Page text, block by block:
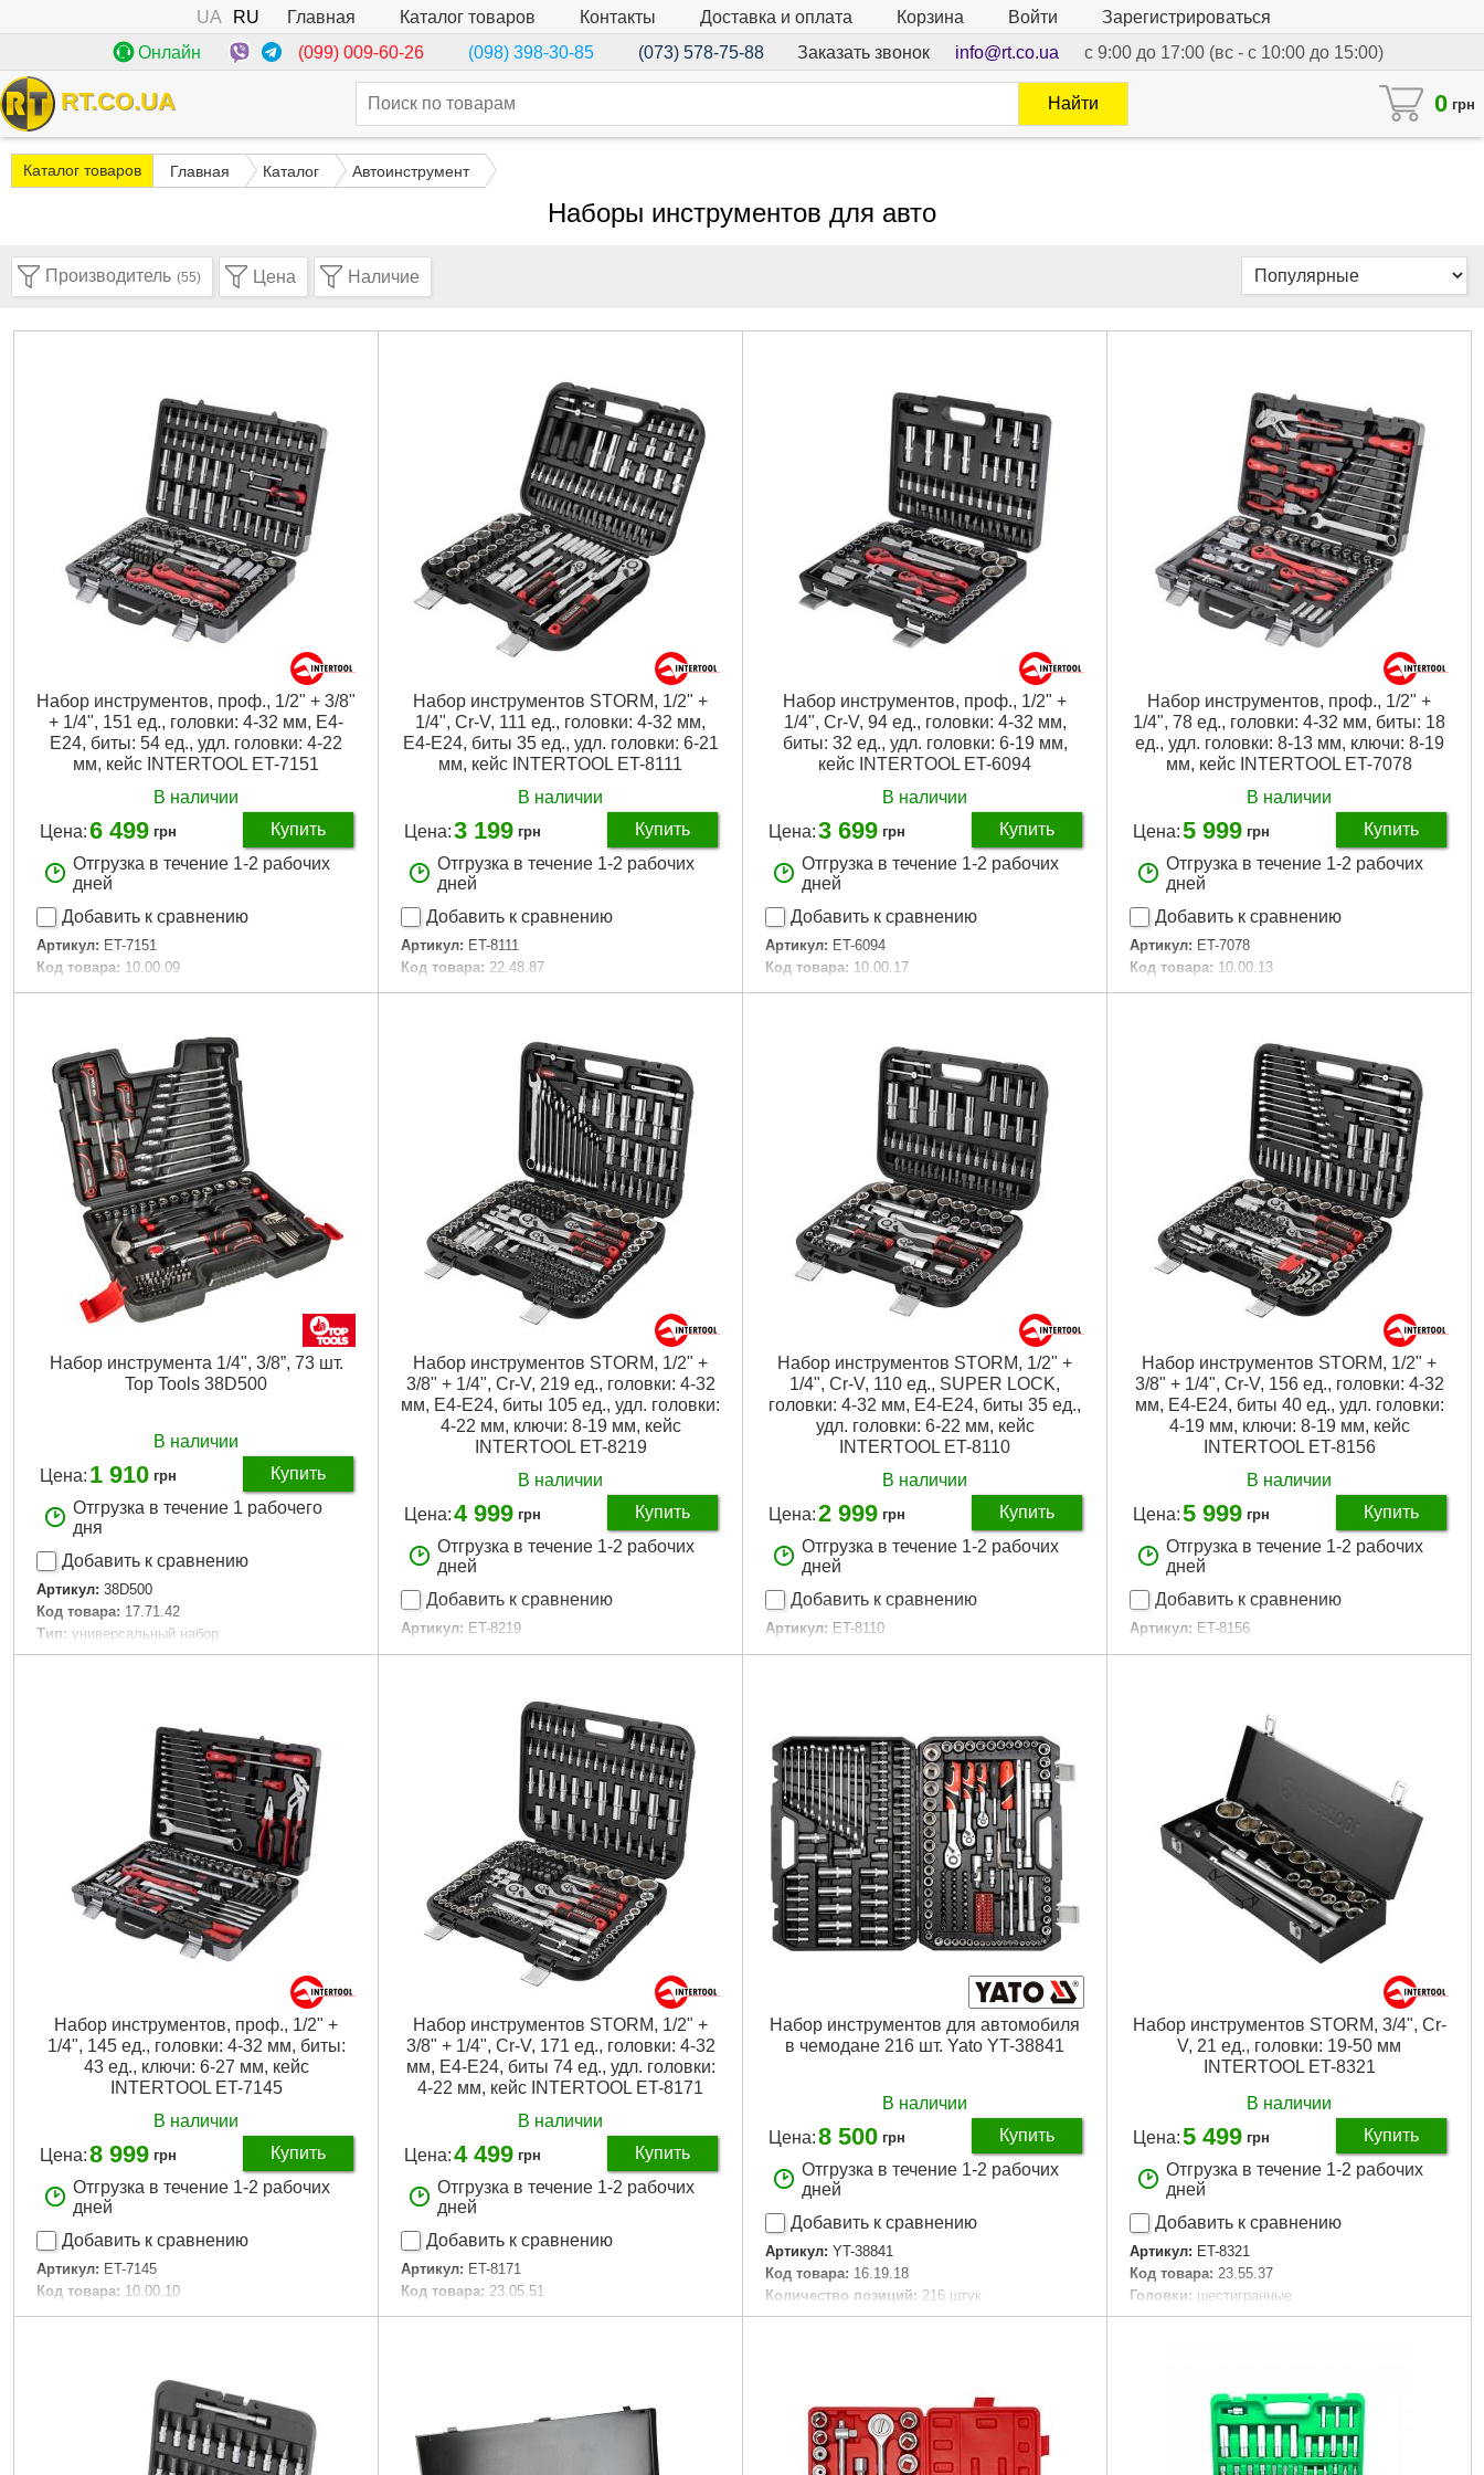
UA RU Главная Каталог товаров Контакты Доставка и оплата Корзина Войти
Зарегистрироваться
Онлайн
(099) 009-60-26 (098) 398-30-85 (073) 578-75-88 Заказать звонок info@rt.co.ua с 9:00 до 17:00 (вс - с 10:00 до 15:00)
RT.CO.UA 0 грн
Найти
Каталог товаров Главная Каталог Автоинструмент
Наборы инструментов для авто
Производитель (55) Цена Наличие
Набор инструментов, проф., 1/2" + 3/8"
+ 1/4", 151 ед., головки: 4-32 мм, E4-
E24, биты: 54 ед., удл. головки: 4-22
мм, кейс INTERTOOL ET-7151
В наличии
Цена:6 499 грн
Купить
Отгрузка в течение 1-2 рабочих
дней
Добавить к сравнению
Артикул: ET-7151
Код товара: 10.00.09
Головки: шестигранные, удлиненные, TORX,
Трещоточная рукоятка: 1/2", 1/4", 72 зуба
Биты: TORX, ТТ, HEX, PH, PZ, SL
Страна-производитель: Тайвань
Габаритные размеры: 440*323*97 мм
Материал изготовления: Cr-V сталь
Размер головок: 4-32 мм; Е4-Е18
Количество единиц в наборе:
Материал кейса: пластик
Габариты упаковки: 440x310x90 мм
Вес брутто: 7,000 г
Подробнее...
Набор инструментов STORM, 1/2" +
1/4", Cr-V, 111 ед., головки: 4-32 мм,
E4-E24, биты 35 ед., удл. головки: 6-21
мм, кейс INTERTOOL ET-8111
В наличии
Цена:3 199 грн
Купить
Отгрузка в течение 1-2 рабочих
дней
Добавить к сравнению
Артикул: ET-8111
Код товара: 22.48.87
Головки: шестигранные, TORX, удлиненные,
TORX, HEX, PH, PZ, SL
Габаритные размеры: 380*290*85 мм
Материал изготовления: Сr-V сталь
Материал ударных головок: Cr-Mo сталь
Размер головок: 4-32 мм
Количество единиц в наборе: 111 ед.
Материал кейса: ударопрочный пластик
Габариты упаковки: 380x300x80 мм
Вес брутто: 7,200 г
Подробнее...
Набор инструментов, проф., 1/2" +
1/4", Cr-V, 94 ед., головки: 4-32 мм,
биты: 32 ед., удл. головки: 6-19 мм,
кейс INTERTOOL ET-6094
В наличии
Цена:3 699 грн
Купить
Отгрузка в течение 1-2 рабочих
дней
Добавить к сравнению
Артикул: ET-6094
Код товара: 10.00.17
Головки: шестигранные, удлиненные,
TORX, HEX, PH, PZ, SL
Страна-производитель: Тайвань
Габаритные размеры: 370*260*80 мм
Материал изготовления: Cr-V сталь
Размер головок: 4-32 мм
Количество единиц в наборе: 94 ед.
Материал кейса: пластик
Габариты упаковки: 370x260x80 мм
Вес брутто: 6,600 г
Подробнее...
Набор инструментов, проф., 1/2" +
1/4", 78 ед., головки: 4-32 мм, биты: 18
ед., удл. головки: 8-13 мм, ключи: 8-19
мм, кейс INTERTOOL ET-7078
В наличии
Цена:5 999 грн
Купить
Отгрузка в течение 1-2 рабочих
дней
Добавить к сравнению
Артикул: ET-7078
Код товара: 10.00.13
Головки: шестигранные, удлиненные, свечные
Страна-производитель: Тайвань
Габаритные размеры: 440*323*97 мм
Материал изготовления: Cr-V сталь
4-32 мм
Количество единиц в наборе: 78 ед.
пластик
Габариты упаковки: 430x290x90 мм
Вес брутто: 7,700 г
Подробнее...
Набор инструмента 1/4", 3/8”, 73 шт.
Top Tools 38D500
В наличии
Цена: 1 910 грн
Купить
Отгрузка в течение 1 рабочего
дня
Добавить к сравнению
Артикул: 38D500
Код товара: 17.71.42
Тип: универсальный набор
Материал: углеродистая сталь, пластик
Габариты упаковки:
3,138 г
Подробнее...
Набор инструментов STORM, 1/2" +
3/8" + 1/4", Cr-V, 219 ед., головки: 4-32
мм, E4-E24, биты 105 ед., удл. головки:
4-22 мм, ключи: 8-19 мм, кейс
INTERTOOL ET-8219
В наличии
Цена:4 999 грн
Купить
Отгрузка в течение 1-2 рабочих
дней
Добавить к сравнению
Артикул: ET-8219
Трещоточная рукоятка: 1/2", 3/8", 1/4", 72
SL, PZ, PH, TORX, TT, HEX, M, TW, TQ,
Габаритные размеры: 430*340*85 мм
Материал изготовления: Cr-V сталь
Размер головок: 4-32 мм
Количество единиц в наборе: 219 ед.
Материал кейса: ударопрочный пластик
Габариты упаковки: 430x340x90 мм
Вес брутто: 10,300 г
Подробнее...
Набор инструментов STORM, 1/2" +
1/4", Cr-V, 110 ед., SUPER LOCK,
головки: 4-32 мм, E4-E24, биты 35 ед.,
удл. головки: 6-22 мм, кейс
INTERTOOL ET-8110
В наличии
Цена:2 999 грн
Купить
Отгрузка в течение 1-2 рабочих
дней
Добавить к сравнению
Артикул: ET-8110
Биты: TORX, HEX, PH, PZ, SL
Габаритные размеры: 380*290*80 мм
Материал изготовления: Cr-V сталь
Размер головок: 4-32 мм
Количество единиц в наборе: 110 ед.
Материал кейса: ударопрочный пластик
Габариты упаковки: 370x290x70 мм
Вес брутто: 7,100 г
Подробнее...
Набор инструментов STORM, 1/2" +
3/8" + 1/4", Cr-V, 156 ед., головки: 4-32
мм, E4-E24, биты 40 ед., удл. головки:
4-19 мм, ключи: 8-19 мм, кейс
INTERTOOL ET-8156
В наличии
Цена:5 999 грн
Купить
Отгрузка в течение 1-2 рабочих
дней
Добавить к сравнению
Артикул: ET-8156
Трещоточная рукоятка:
TH, HEX, PH, PZ, SL, ST
Габаритные размеры:
420*335*80 мм
Материал изготовления:
Размер головок: 4-32 мм
Количество единиц в наборе:
Материал кейса: ударопрочный пластик
Габариты упаковки: 420x330x80 мм
10,500 г
Подробнее...
Набор инструментов, проф., 1/2" +
1/4", 145 ед., головки: 4-32 мм, биты:
43 ед., ключи: 6-27 мм, кейс
INTERTOOL ET-7145
В наличии
Цена:8 999 грн
Купить
Отгрузка в течение 1-2 рабочих
дней
Добавить к сравнению
Артикул: ET-7145
Код товара: 10.00.10
Головки: шестигранные, свечные
Страна-производитель:
Габаритные размеры:
520*365*97 мм
Материал изготовления: Cr-V сталь
Размер головок: 4-32 мм
Количество единиц в наборе: 145 ед.
Набор инструментов STORM, 1/2" +
3/8" + 1/4", Cr-V, 171 ед., головки: 4-32
мм, E4-E24, биты 74 ед., удл. головки:
4-22 мм, кейс INTERTOOL ET-8171
В наличии
Цена:4 499 грн
Купить
Отгрузка в течение 1-2 рабочих
дней
Добавить к сравнению
Артикул: ET-8171
Код товара: 23.05.51
Головки: шестигранные, свечные, E-тип,
TX, TT, HEX, PH, PZ, SL, S
Габаритные размеры: 430*335*80 мм
Материал изготовления:
Размер головок:
Набор инструментов для автомобиля
в чемодане 216 шт. Yato YT-38841
В наличии
Цена:8 500 грн
Купить
Отгрузка в течение 1-2 рабочих
дней
Добавить к сравнению
Артикул: YT-38841
Код товара: 16.19.18
Количество позиций: 216 штук
Насадки 1/2″: 10 мм, 11 мм, 12 мм, 13 мм, 14
Насадки 3/8″: 10 мм, 11 мм, 12 мм, 13 мм, 14
мм, 15 мм, 16 мм, длиной 28 мм, 17 мм, 18
мм, 19 мм, длиной 30 мм
Набор инструментов STORM, 3/4", Cr-
V, 21 ед., головки: 19-50 мм
INTERTOOL ET-8321
В наличии
Цена:5 499 грн
Купить
Отгрузка в течение 1-2 рабочих
дней
Добавить к сравнению
Артикул: ET-8321
Код товара: 23.55.37
Головки: шестигранные
Трещоточная рукоятка: 3/4"
Количество единиц в наборе: 21 ед.
Материал кейса: металл
Габариты упаковки: 540x200x80 мм